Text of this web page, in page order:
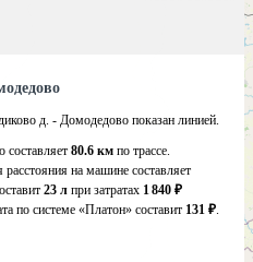
д. - Домодедово показан линией.
составляет 80.6 км по трассе.
на машине составляет
23 л при затратах 1 840 ₽
по системе «Платон» составит 131 ₽.